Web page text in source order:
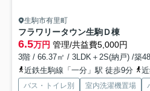
生駒市有里町
フラワリータウン生駒Ｄ棟
6.5万円 管理/共益費5,000円
3階 / 66.37㎡ / 3LDK＋2S(納戸) /築
近鉄生駒線「一分」駅 徒歩9分
近
バス・トイレ別 室内洗濯機置場